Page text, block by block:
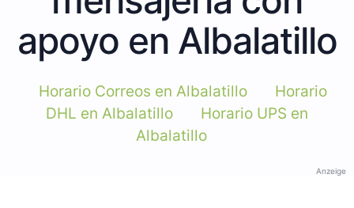
apoyo en Albalatillo
Horario Correos en Albalatillo
Horario
DHL en Albalatillo
Horario UPS en
Albalatillo
Anzeige